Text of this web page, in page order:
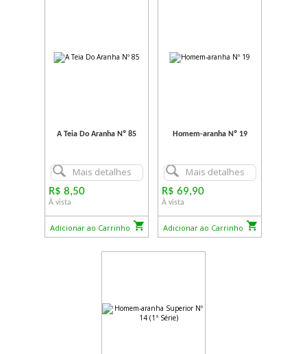
A Teia Do Aranha Nº 85
Mais detalhes
R$ 8,50
À vista
Adicionar ao Carrinho
Homem-aranha Nº 19
Mais detalhes
R$ 69,90
À vista
Adicionar ao Carrinho